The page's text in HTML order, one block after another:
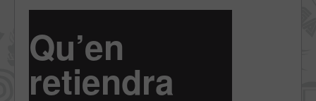
Qu’en
retiendra